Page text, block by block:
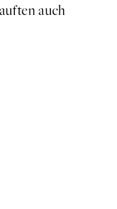
auch